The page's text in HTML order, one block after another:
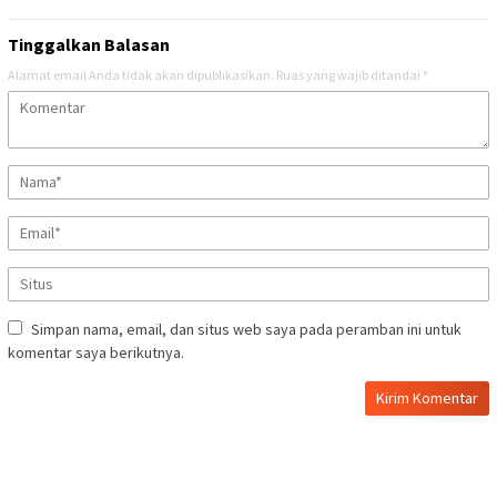
Tinggalkan Balasan
Alamat email Anda tidak akan dipublikasikan. Ruas yang wajib ditandai *
Simpan nama, email, dan situs web saya pada peramban ini untuk
komentar saya berikutnya.